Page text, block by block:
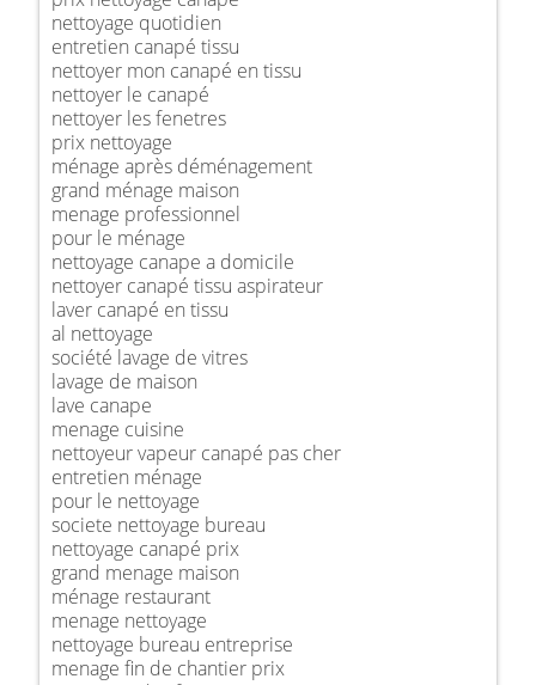
nettoyage quotidien
entretien canapé tissu
nettoyer mon canapé en tissu
nettoyer le canapé
nettoyer les fenetres
prix nettoyage
ménage après déménagement
grand ménage maison
menage professionnel
pour le ménage
nettoyage canape a domicile
nettoyer canapé tissu aspirateur
laver canapé en tissu
al nettoyage
société lavage de vitres
lavage de maison
lave canape
menage cuisine
nettoyeur vapeur canapé pas cher
entretien ménage
pour le nettoyage
societe nettoyage bureau
nettoyage canapé prix
grand menage maison
ménage restaurant
menage nettoyage
nettoyage bureau entreprise
menage fin de chantier prix